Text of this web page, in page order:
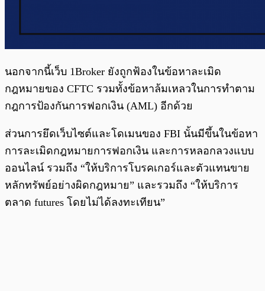
นอกจากนี้เว็บ 1Broker ยังถูกฟ้องในข้อหาละเมิด
กฎหมายของ CFTC รวมทั้งข้อหาล้มเหลวในการทำตาม
กฎการป้องกันการฟอกเงิน (AML) อีกด้วย
ส่วนการยึดเว็บไซต์และโดเมนของ FBI นั้นมีขึ้นในข้อหา
การละเมิดกฎหมายการฟอกเงิน และการหลอกลวงแบบ
ออนไลน์ รวมถึง “ให้บริการโบรคเกอร์และตัวแทนขาย
หลักทรัพย์อย่างผิดกฎหมาย” และรวมถึง “ให้บริการ
ตลาด futures โดยไม่ได้ลงทะเทียน”